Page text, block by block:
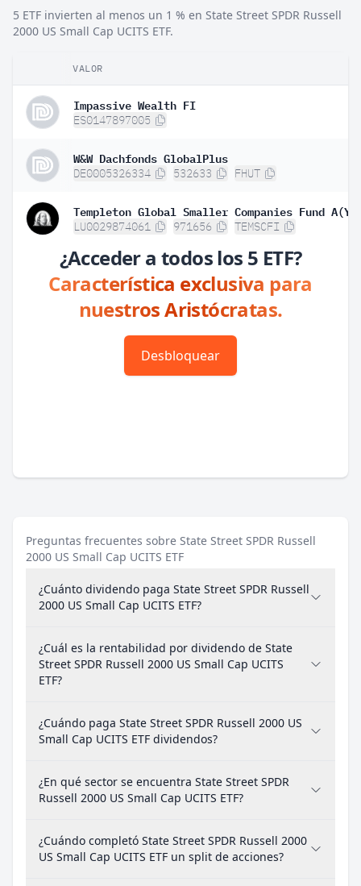
5 ETF invierten al menos un 1 % en State Street SPDR Russell
2000 US Small Cap UCITS ETF.
VALOR
Impassive Wealth FI
ES0147897005
W&W Dachfonds GlobalPlus
DE0005326334 532633 FHUT
LU0029874061 971656 TEMSCFI
¿Acceder a todos los 5 ETF?
Característica exclusiva para
nuestros Aristócratas.
Desbloquear
Preguntas frecuentes sobre State Street SPDR Russell
2000 US Small Cap UCITS ETF
¿Cuánto dividendo paga State Street SPDR Russell
2000 US Small Cap UCITS ETF?
¿Cuál es la rentabilidad por dividendo de State
Street SPDR Russell 2000 US Small Cap UCITS
ETF?
¿Cuándo paga State Street SPDR Russell 2000 US
Small Cap UCITS ETF dividendos?
¿En qué sector se encuentra State Street SPDR
Russell 2000 US Small Cap UCITS ETF?
¿Cuándo completó State Street SPDR Russell 2000
US Small Cap UCITS ETF un split de acciones?